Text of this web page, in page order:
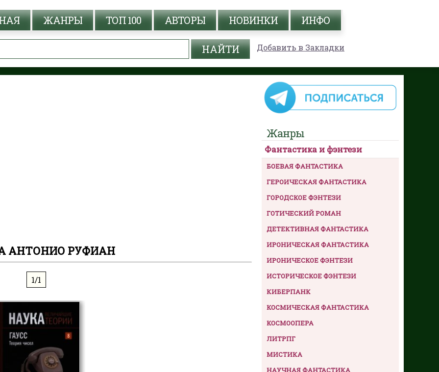
ЖАНРЫ ТОП 100 АВТОРЫ НОВИНКИ ИНФО
Добавить в Закладки
АНТОНИО РУФИАН
1/1
Жанры
Фантастика и фэнтези
БОЕВАЯ ФАНТАСТИКА
ГЕРОИЧЕСКАЯ ФАНТАСТИКА
ГОРОДСКОЕ ФЭНТЕЗИ
ГОТИЧЕСКИЙ РОМАН
ДЕТЕКТИВНАЯ ФАНТАСТИКА
ИРОНИЧЕСКАЯ ФАНТАСТИКА
ИРОНИЧЕСКОЕ ФЭНТЕЗИ
ИСТОРИЧЕСКОЕ ФЭНТЕЗИ
КИБЕРПАНК
КОСМИЧЕСКАЯ ФАНТАСТИКА
КОСМООПЕРА
ЛИТРПГ
МИСТИКА
НАУЧНАЯ ФАНТАСТИКА